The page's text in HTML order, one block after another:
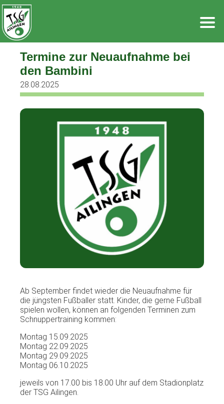
Zum
Inhalt
springen
Termine zur Neuaufnahme bei
den Bambini
28.08.2025
Ab September findet wieder die Neuaufnahme für
die jüngsten Fußballer statt. Kinder, die gerne Fußball
spielen wollen, können an folgenden Terminen zum
Schnuppertraining kommen:
Montag 15.09.2025
Montag 22.09.2025
Montag 29.09.2025
Montag 06.10.2025
jeweils von 17.00 bis 18.00 Uhr auf dem Stadionplatz
der TSG Ailingen.